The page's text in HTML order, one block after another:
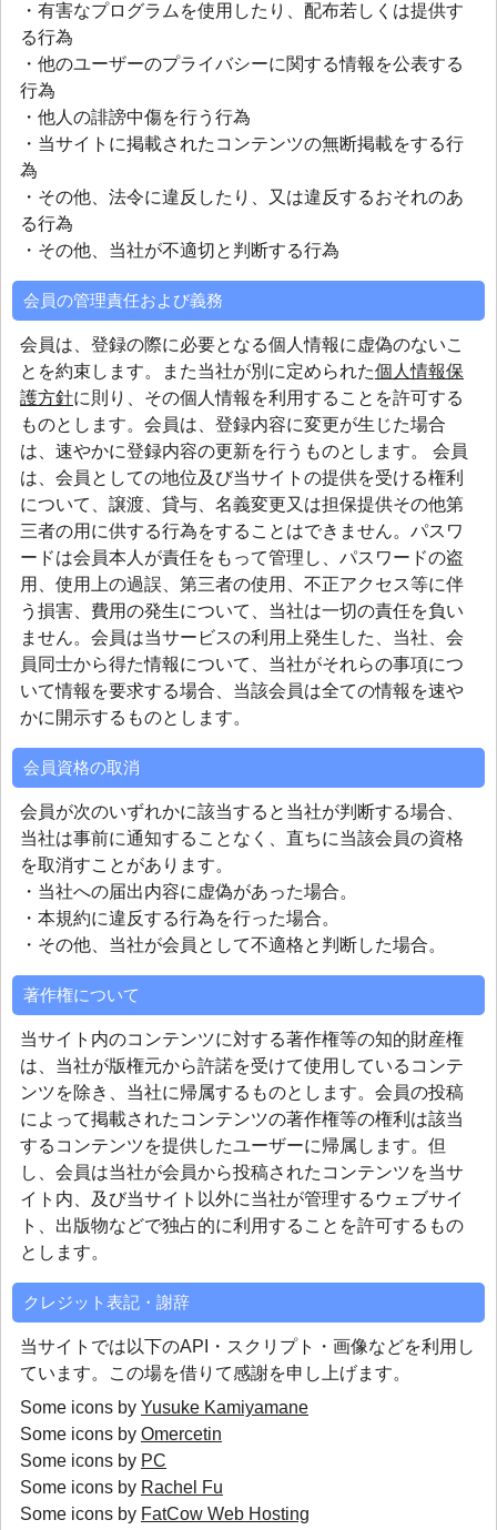
・有害なプログラムを使用したり、配布若しくは提供す
る行為
・他のユーザーのプライバシーに関する情報を公表する
行為
・他人の誹謗中傷を行う行為
・当サイトに掲載されたコンテンツの無断掲載をする行
為
・その他、法令に違反したり、又は違反するおそれのあ
る行為
・その他、当社が不適切と判断する行為
会員の管理責任および義務
会員は、登録の際に必要となる個人情報に虚偽のないこ
とを約束します。また当社が別に定められた個人情報保
護方針に則り、その個人情報を利用することを許可する
ものとします。会員は、登録内容に変更が生じた場合
は、速やかに登録内容の更新を行うものとします。 会員
は、会員としての地位及び当サイトの提供を受ける権利
について、譲渡、貸与、名義変更又は担保提供その他第
三者の用に供する行為をすることはできません。パスワ
ードは会員本人が責任をもって管理し、パスワードの盗
用、使用上の過誤、第三者の使用、不正アクセス等に伴
う損害、費用の発生について、当社は一切の責任を負い
ません。会員は当サービスの利用上発生した、当社、会
員同士から得た情報について、当社がそれらの事項につ
いて情報を要求する場合、当該会員は全ての情報を速や
かに開示するものとします。
会員資格の取消
会員が次のいずれかに該当すると当社が判断する場合、
当社は事前に通知することなく、直ちに当該会員の資格
を取消すことがあります。
・当社への届出内容に虚偽があった場合。
・本規約に違反する行為を行った場合。
・その他、当社が会員として不適格と判断した場合。
著作権について
当サイト内のコンテンツに対する著作権等の知的財産権
は、当社が版権元から許諾を受けて使用しているコンテ
ンツを除き、当社に帰属するものとします。会員の投稿
によって掲載されたコンテンツの著作権等の権利は該当
するコンテンツを提供したユーザーに帰属します。但
し、会員は当社が会員から投稿されたコンテンツを当サ
イト内、及び当サイト以外に当社が管理するウェブサイ
ト、出版物などで独占的に利用することを許可するもの
とします。
クレジット表記・謝辞
当サイトでは以下のAPI・スクリプト・画像などを利用し
ています。この場を借りて感謝を申し上げます。
Some icons by Yusuke Kamiyamane
Some icons by Omercetin
Some icons by PC
Some icons by Rachel Fu
Some icons by FatCow Web Hosting